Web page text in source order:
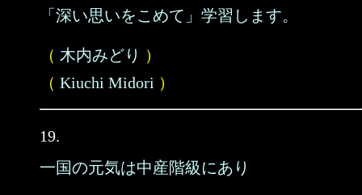
「深い思いをこめて」学習します。
（ 木内みどり ）
（ Kiuchi Midori ）
19.
一国の元気は中産階級にあり